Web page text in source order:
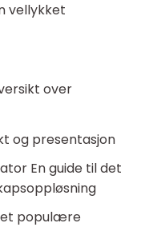
vellykket
over
og presentasjon
En guide til det
populære